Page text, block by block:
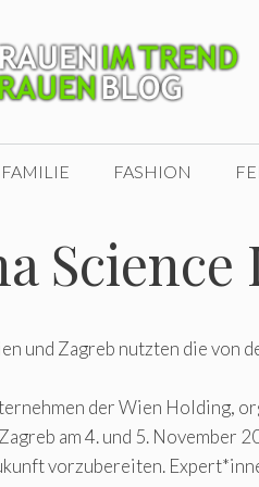
FAMILIE FASHION
Science
und Zagreb nutzten die von
der Wien Holding,
am 4. und 5. November
vorzubereiten.